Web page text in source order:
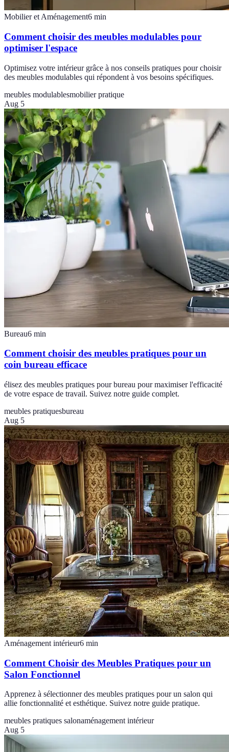
Mobilier et Aménagement6 min
Comment choisir des meubles modulables pour
optimiser l'espace
Optimisez votre intérieur grâce à nos conseils pratiques pour choisir
des meubles modulables qui répondent à vos besoins spécifiques.
meubles modulablesmobilier pratique
Aug 5
Bureau6 min
Comment choisir des meubles pratiques pour un
coin bureau efficace
élisez des meubles pratiques pour bureau pour maximiser l'efficacité
de votre espace de travail. Suivez notre guide complet.
meubles pratiquesbureau
Aug 5
Aménagement intérieur6 min
Comment Choisir des Meubles Pratiques pour un
Salon Fonctionnel
Apprenez à sélectionner des meubles pratiques pour un salon qui
allie fonctionnalité et esthétique. Suivez notre guide pratique.
meubles pratiques salonaménagement intérieur
Aug 5